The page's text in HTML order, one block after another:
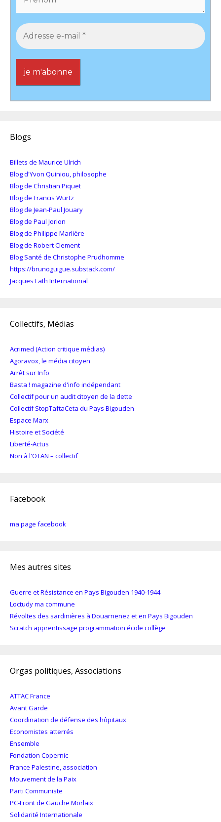
Blogs
Billets de Maurice Ulrich
Blog d'Yvon Quiniou, philosophe
Blog de Christian Piquet
Blog de Francis Wurtz
Blog de Jean-Paul Jouary
Blog de Paul Jorion
Blog de Philippe Marlière
Blog de Robert Clement
Blog Santé de Christophe Prudhomme
https://brunoguigue.substack.com/
Jacques Fath International
Collectifs, Médias
Acrimed (Action critique médias)
Agoravox, le média citoyen
Arrêt sur Info
Basta ! magazine d'info indépendant
Collectif pour un audit citoyen de la dette
Collectif StopTaftaCeta du Pays Bigouden
Espace Marx
Histoire et Société
Liberté-Actus
Non à l'OTAN – collectif
Facebook
ma page facebook
Mes autres sites
Guerre et Résistance en Pays Bigouden 1940-1944
Loctudy ma commune
Révoltes des sardinières à Douarnenez et en Pays Bigouden
Scratch apprentissage programmation école collège
Orgas politiques, Associations
ATTAC France
Avant Garde
Coordination de défense des hôpitaux
Economistes atterrés
Ensemble
Fondation Copernic
France Palestine, association
Mouvement de la Paix
Parti Communiste
PC-Front de Gauche Morlaix
Solidarité Internationale